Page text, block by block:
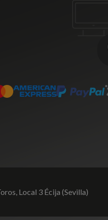
Local 3 Écija (Sevilla)